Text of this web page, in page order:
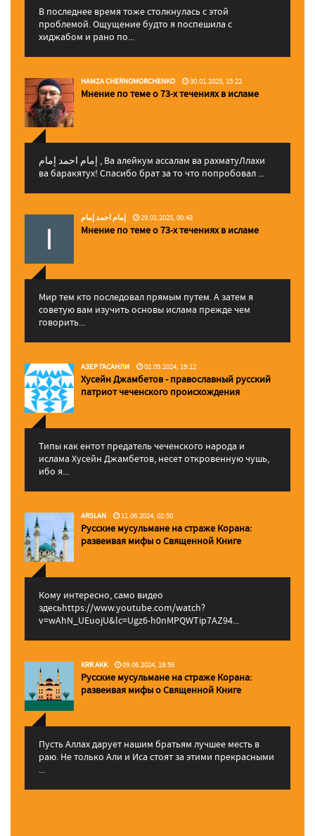
В последнее время тоже столкнулась с этой
проблемой. Ощущение будто я поспешила с
хиджабом и рано по...
HAMZA CHERNOMORCHENKO 30.01.2025, 15:22
Мнение по теме о 73-х течениях в исламе
إمام احمد إمام , Ва алейкум ассалам ва рахматуЛлахи
ва баракятух! Спасибо брат за то что попробовал ...
إمام احمد إمام 29.01.2025, 00:43
Мнение по теме о 73-х течениях в исламе
Мир тем кто последовал прямым путем. А затем я
советую вам изучить основы ислама прежде чем
говорить...
АЗЕР ГАСАНЛИ 02.09.2024, 19:12
Хусейн Джамбетов - православный русский
патриот чеченского происхождения
Типы как ентот предатель чеченского народа и
ислама Хусейн Джамбетов, несет откровенную чушь,
ибо я...
ARSLAN 11.06.2024, 02:50
Русские мусульмане на страже Корана:
pазвеивая мифы о Священной Книге
Кому интересно, само видео
здесьhttps://www.youtube.com/watch?
v=wAhN_UEuojU&lc=Ugz6-h0nMPQWTip7AZ94...
KRR AKK 09.06.2024, 18:56
Русские мусульмане на страже Корана:
pазвеивая мифы о Священной Книге
Пусть Аллах дарует нашим братьям лучшее месть в
раю. Не только Али и Иса стоят за этими прекрасными
...